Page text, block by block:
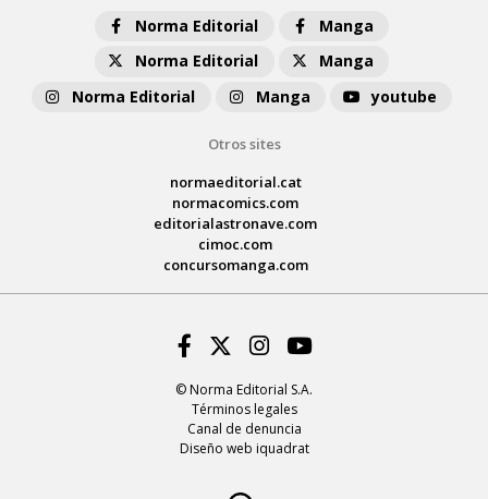
Norma Editorial
Manga
Norma Editorial
Manga
Norma Editorial
Manga youtube
Otros sites
normaeditorial.cat
normacomics.com
editorialastronave.com
cimoc.com
concursomanga.com
© Norma Editorial S.A.
Términos legales
Canal de denuncia
Diseño web iquadrat
Facebook
Twitter
Instagram
Youtube